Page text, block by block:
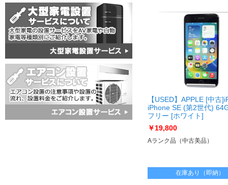
【USED】APPLE [中古
iPhone SE (第2世代)
フリー [ホワイト]
[USED]u060594
フリー [ホワイト]
￥19,800
Aランク品（中古美品）
在庫あり（即納）